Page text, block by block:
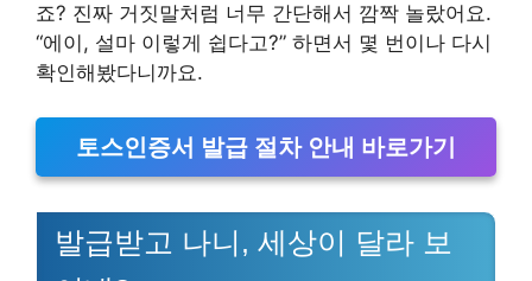
죠? 진짜 거짓말처럼 너무 간단해서 깜짝 놀랐어요.
“에이, 설마 이렇게 쉽다고?” 하면서 몇 번이나 다시
확인해봤다니까요.
토스인증서 발급 절차 안내 바로가기
발급받고 나니, 세상이 달라 보